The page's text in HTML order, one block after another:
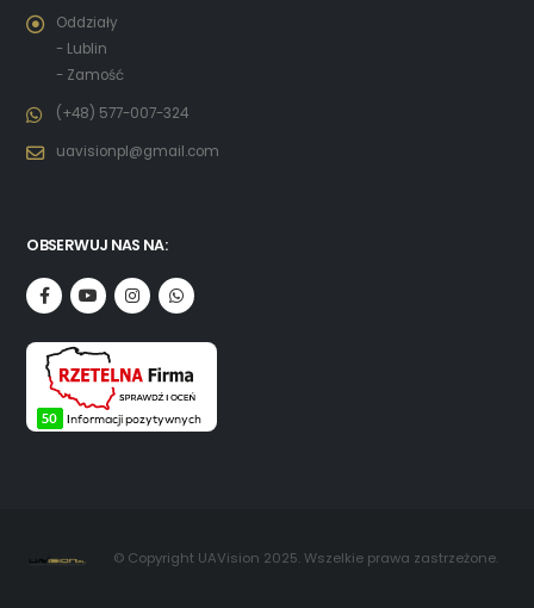
Oddziały
- Lublin
- Zamość
(+48) 577-007-324
uavisionpl@gmail.com
OBSERWUJ NAS NA:
© Copyright UAVision 2025. Wszelkie prawa zastrzeżone.